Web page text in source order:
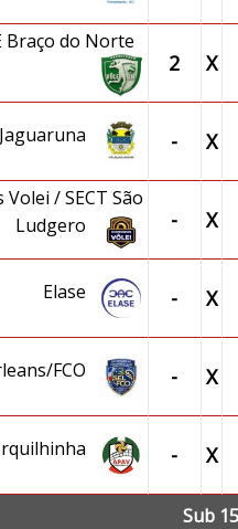
Braço do Norte
2 X
- X
/ SECT São
Ludgero
- X
Elase - X
FCO - X
- X
Sub